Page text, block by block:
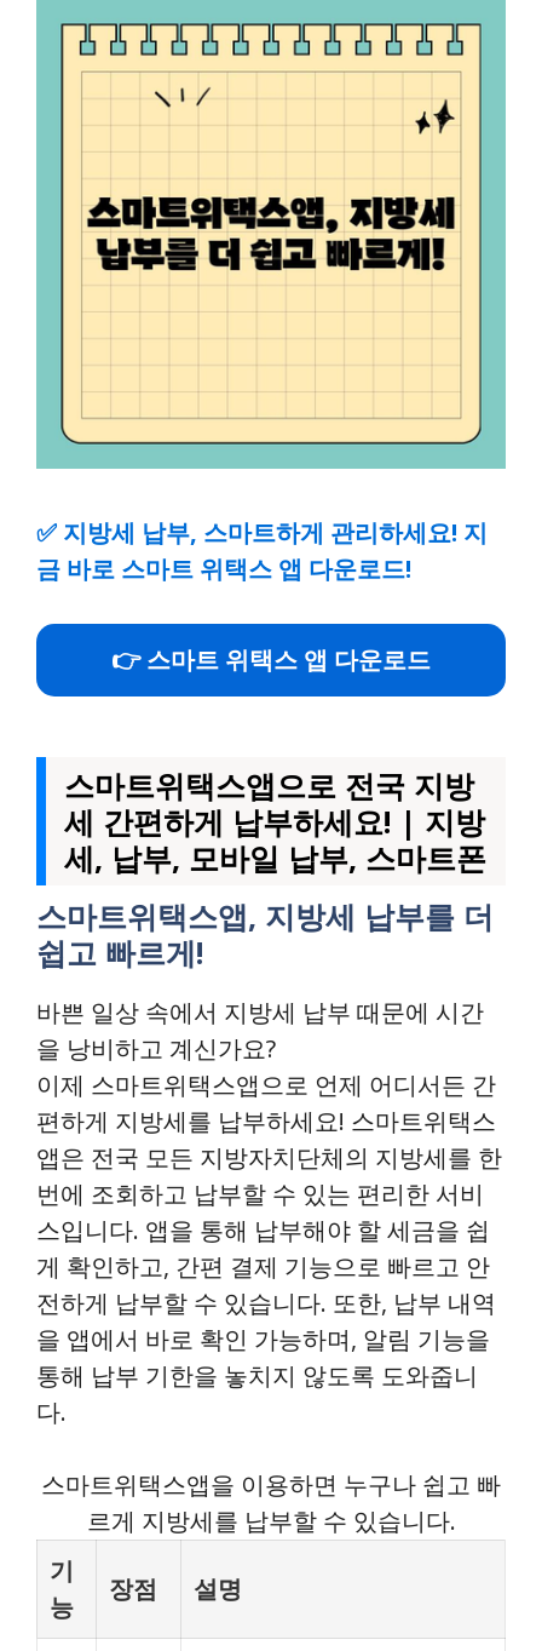
✅ 지방세 납부, 스마트하게 관리하세요! 지
금 바로 스마트 위택스 앱 다운로드!
👉 스마트 위택스 앱 다운로드
스마트위택스앱으로 전국 지방
세 간편하게 납부하세요! | 지방
세, 납부, 모바일 납부, 스마트폰
스마트위택스앱, 지방세 납부를 더
쉽고 빠르게!
바쁜 일상 속에서 지방세 납부 때문에 시간
을 낭비하고 계신가요?
이제 스마트위택스앱으로 언제 어디서든 간
편하게 지방세를 납부하세요! 스마트위택스
앱은 전국 모든 지방자치단체의 지방세를 한
번에 조회하고 납부할 수 있는 편리한 서비
스입니다. 앱을 통해 납부해야 할 세금을 쉽
게 확인하고, 간편 결제 기능으로 빠르고 안
전하게 납부할 수 있습니다. 또한, 납부 내역
을 앱에서 바로 확인 가능하며, 알림 기능을
통해 납부 기한을 놓치지 않도록 도와줍니
다.
스마트위택스앱을 이용하면 누구나 쉽고 빠
르게 지방세를 납부할 수 있습니다.
기
능
장점 설명